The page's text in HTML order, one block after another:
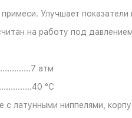
Улучшает
на работу под
атм
°С
латунными ниппелями,